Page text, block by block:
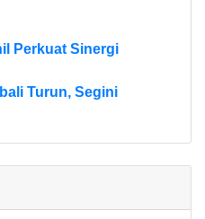
Perkuat Sinergi
Turun, Segini